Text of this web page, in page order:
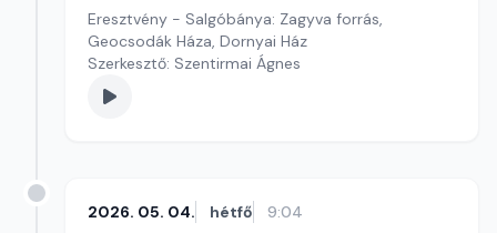
Eresztvény - Salgóbánya: Zagyva forrás,
Geocsodák Háza, Dornyai Ház
Szerkesztő: Szentirmai Ágnes
2026. 05. 04. hétfő 9:04